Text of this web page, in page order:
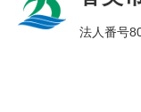
法人番号